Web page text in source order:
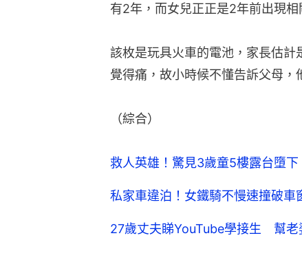
有2年，而女兒正正是2年前出現相
該枚是玩具火車的電池，家長估
覺得痛，故小時候不懂告訴父母，
（綜合）
救人英雄！驚見3歲童5樓露台墮
私家車違泊！女鐵騎不慢速撞破
27歲丈夫睇YouTube學接生 幫